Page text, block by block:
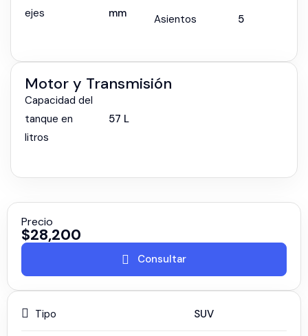
ejes
mm
Asientos 5
Motor y Transmisión
Capacidad del
tanque en
litros
57 L
Precio
$28,200
Consultar
Tipo SUV